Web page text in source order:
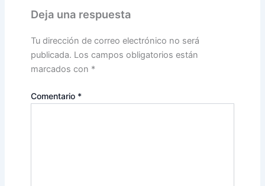
Deja una respuesta
Tu dirección de correo electrónico no será
publicada. Los campos obligatorios están
marcados con *
Comentario *